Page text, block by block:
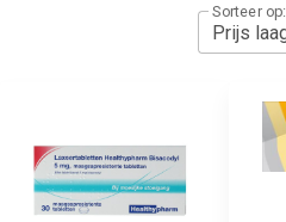
Sorteer op: